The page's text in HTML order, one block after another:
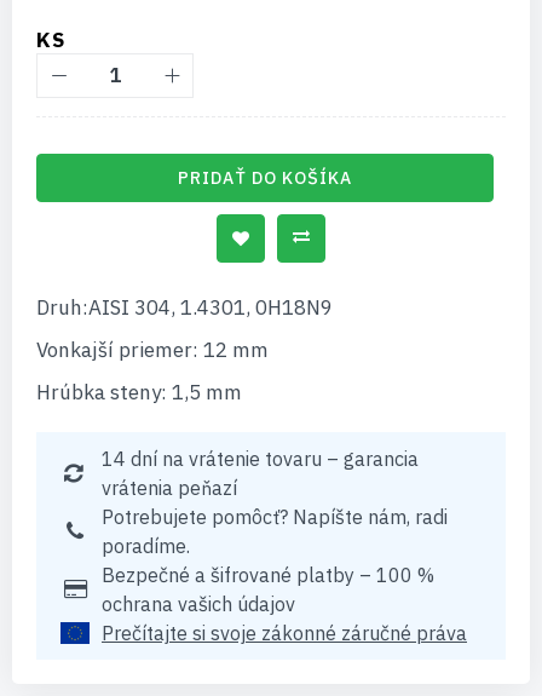
KS
PRIDAŤ DO KOŠÍKA
Druh:AISI 304, 1.4301, 0H18N9
Vonkajší priemer: 12 mm
Hrúbka steny: 1,5 mm
14 dní na vrátenie tovaru – garancia
vrátenia peňazí
Potrebujete pomôcť? Napíšte nám, radi
poradíme.
Bezpečné a šifrované platby – 100 %
ochrana vašich údajov
Prečítajte si svoje zákonné záručné práva